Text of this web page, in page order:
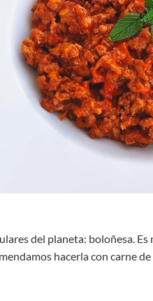
del planeta: boloñesa.
hacerla con carne